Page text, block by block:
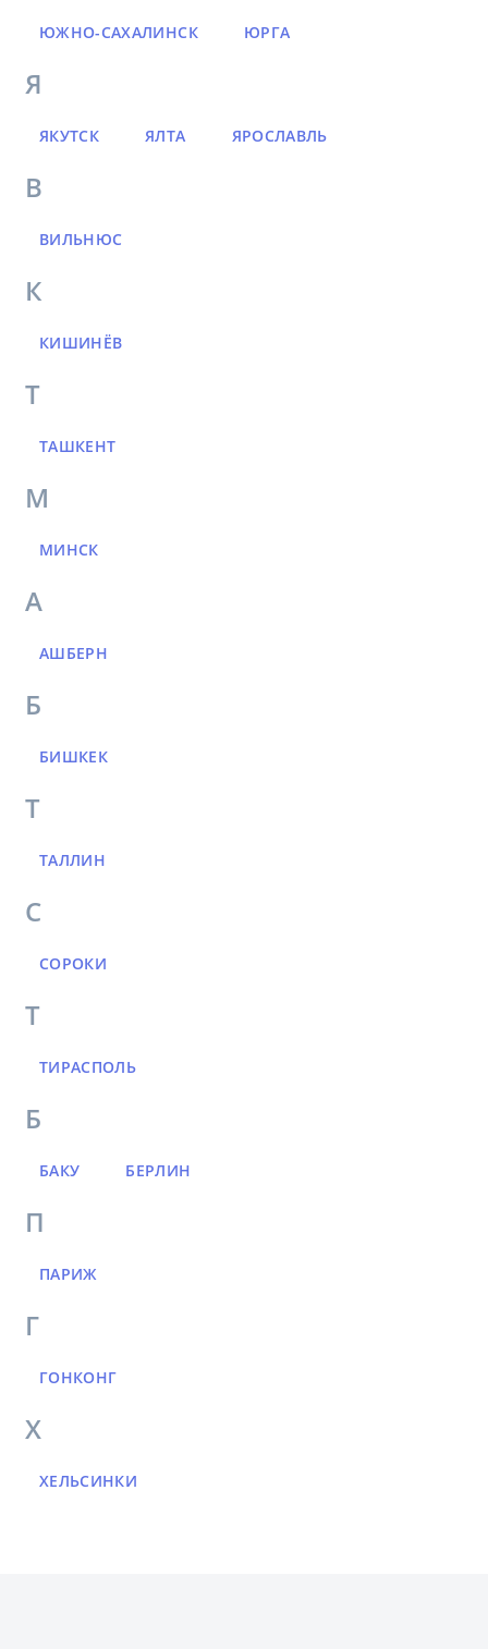
ЮЖНО-САХАЛИНСК ЮРГА
Я
ЯКУТСК ЯЛТА ЯРОСЛАВЛЬ
В
ВИЛЬНЮС
К
КИШИНЁВ
Т
ТАШКЕНТ
М
МИНСК
А
АШБЕРН
Б
БИШКЕК
Т
ТАЛЛИН
С
СОРОКИ
Т
ТИРАСПОЛЬ
Б
БАКУ БЕРЛИН
П
ПАРИЖ
Г
ГОНКОНГ
Х
ХЕЛЬСИНКИ